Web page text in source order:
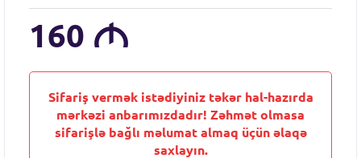
160 M
Sifariş vermək istədiyiniz təkər hal-hazırda
mərkəzi anbarımızdadır! Zəhmət olmasa
sifarişlə bağlı məlumat almaq üçün əlaqə
saxlayın.